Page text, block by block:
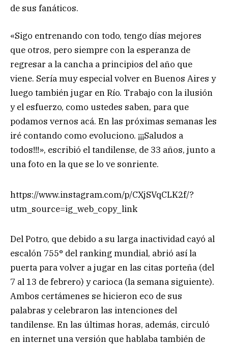
de sus fanáticos.
«Sigo entrenando con todo, tengo días mejores
que otros, pero siempre con la esperanza de
regresar a la cancha a principios del año que
viene. Sería muy especial volver en Buenos Aires y
luego también jugar en Río. Trabajo con la ilusión
y el esfuerzo, como ustedes saben, para que
podamos vernos acá. En las próximas semanas les
iré contando como evoluciono. ¡¡¡Saludos a
todos!!!», escribió el tandilense, de 33 años, junto a
una foto en la que se lo ve sonriente.
https://www.instagram.com/p/CXjSVqCLK2f/?
utm_source=ig_web_copy_link
Del Potro, que debido a su larga inactividad cayó al
escalón 755° del ranking mundial, abrió así la
puerta para volver a jugar en las citas porteña (del
7 al 13 de febrero) y carioca (la semana siguiente).
Ambos certámenes se hicieron eco de sus
palabras y celebraron las intenciones del
tandilense. En las últimas horas, además, circuló
en internet una versión que hablaba también de